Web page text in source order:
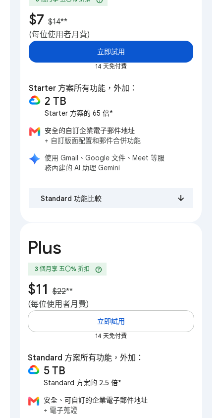
$7 $14**
(每位使用者月費)
立即試用
14 天免付費
Starter 方案所有功能，外加：
2 TB
Starter 方案的 65 倍*
安全的自訂企業電子郵件地址
+ 自訂版面配置和郵件合併功能
使用 Gmail、Google 文件、Meet 等服
務內建的 AI 助理 Gemini
Standard 功能比較
Plus
3 個月享 五〇% 折扣 help
$11 $22**
(每位使用者月費)
立即試用
14 天免付費
Standard 方案所有功能，外加：
5 TB
Standard 方案的 2.5 倍*
安全、可自訂的企業電子郵件地址
+ 電子蒐證